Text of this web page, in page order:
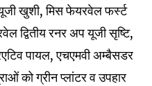
खुशी, मिस फेयरवेल फर्स्ट
द्वितीय रनर अप यूजी सृष्टि,
पायल, एचएमवी अम्बैसडर
को ग्रीन प्लांटर व उपहार